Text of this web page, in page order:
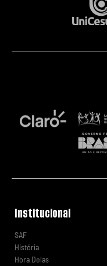
Institucional
SAF
História
Hora Delas